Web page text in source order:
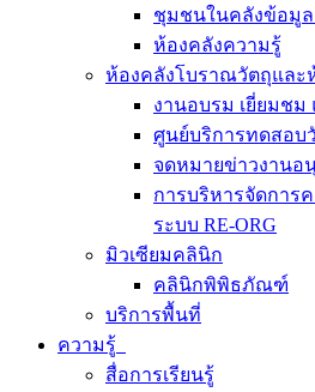
ชุมชนในคลังข้อมู
ห้องคลังความรู้
ห้องคลังโบราณวัตถุและ
งานอบรม เยี่ยมชม
ศูนย์บริการทดสอบ
จดหมายข่าวงาน
การบริหารจัดกา
ระบบ RE-ORG
มิวเซียมคลินิก
คลินิกพิพิธภัณฑ์
บริการพื้นที่
ความรู้
สื่อการเรียนรู้